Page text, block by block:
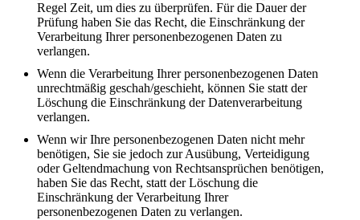
Regel Zeit, um dies zu überprüfen. Für die Dauer der
Prüfung haben Sie das Recht, die Einschränkung der
Verarbeitung Ihrer personenbezogenen Daten zu
verlangen.
Wenn die Verarbeitung Ihrer personenbezogenen Daten
unrechtmäßig geschah/geschieht, können Sie statt der
Löschung die Einschränkung der Datenverarbeitung
verlangen.
Wenn wir Ihre personenbezogenen Daten nicht mehr
benötigen, Sie sie jedoch zur Ausübung, Verteidigung
oder Geltendmachung von Rechtsansprüchen benötigen,
haben Sie das Recht, statt der Löschung die
Einschränkung der Verarbeitung Ihrer
personenbezogenen Daten zu verlangen.